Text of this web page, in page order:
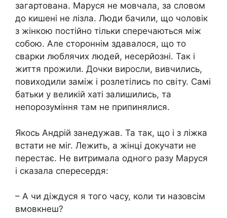
загартована. Маруся не мовчала, за словом
до кишені не лізла. Люди бачили, що чоловік
з жінкою постійно тільки сперечаються між
собою. Але стороннім здавалося, що то
сварки люблячих людей, несерйозні. Так і
життя прожили. Дочки виросли, вивчились,
повиходили заміж і розлетілись по світу. Самі
батьки у великій хаті залишились, та
непорозуміння там не припинялися.
Якось Андрій занедужав. Та так, що і з ліжка
встати не міг. Лежить, а жінці докучати не
перестає. Не витримала одного разу Маруся
і сказала спересердя:
– А чи діждуся я того часу, коли ти назовсім
вмовкнеш?